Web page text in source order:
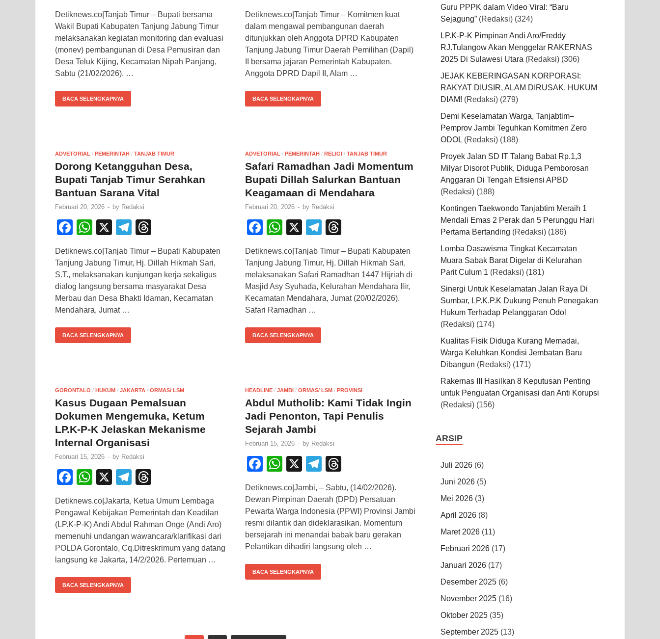
c
e
b
o
k
at
s
A
p
e
gr
a
m
e
a
d
s
Detiknews.co|Tanjab Timur – Bupati bersama
Wakil Bupati Kabupaten Tanjung Jabung Timur
melaksanakan kegiatan monitoring dan evaluasi
(monev) pembangunan di Desa Pemusiran dan
Desa Teluk Kijing, Kecamatan Nipah Panjang,
Sabtu (21/02/2026). …
BACA SELENGKAPNYA
c
e
b
o
k
at
s
A
p
e
gr
a
m
e
a
d
s
Detiknews.co|Tanjab Timur – Komitmen kuat
dalam mengawal pembangunan daerah
ditunjukkan oleh Anggota DPRD Kabupaten
Tanjung Jabung Timur Daerah Pemilihan (Dapil)
II bersama jajaran Pemerintah Kabupaten.
Anggota DPRD Dapil II, Alam …
BACA SELENGKAPNYA
ADVETORIAL / PEMERINTAH / TANJAB TIMUR
Dorong Ketangguhan Desa,
Bupati Tanjab Timur Serahkan
Bantuan Sarana Vital
Februari 20, 2026 - by Redaksi
F
c
e
b
o
k
W
at
s
A
p
X
T
e
gr
a
m
e
a
d
s
Detiknews.co|Tanjab Timur – Bupati Kabupaten
Tanjung Jabung Timur, Hj. Dillah Hikmah Sari,
S.T., melaksanakan kunjungan kerja sekaligus
dialog langsung bersama masyarakat Desa
Merbau dan Desa Bhakti Idaman, Kecamatan
Mendahara, Jumat …
BACA SELENGKAPNYA
ADVETORIAL / PEMERINTAH / RELIGI / TANJAB TIMUR
Safari Ramadhan Jadi Momentum
Bupati Dillah Salurkan Bantuan
Keagamaan di Mendahara
Februari 20, 2026 - by Redaksi
F
c
e
b
o
k
W
at
s
A
p
X
T
e
gr
a
m
e
a
d
s
Detiknews.co|Tanjab Timur – Bupati Kabupaten
Tanjung Jabung Timur, Hj. Dillah Hikmah Sari,
melaksanakan Safari Ramadhan 1447 Hijriah di
Masjid Asy Syuhada, Kelurahan Mendahara Ilir,
Kecamatan Mendahara, Jumat (20/02/2026).
Safari Ramadhan …
BACA SELENGKAPNYA
GORONTALO / HUKUM / JAKARTA / ORMAS/ LSM
Kasus Dugaan Pemalsuan
Dokumen Mengemuka, Ketum
LP.K-P-K Jelaskan Mekanisme
Internal Organisasi
Februari 15, 2026 - by Redaksi
F
c
e
b
o
k
W
at
s
A
p
X
T
e
gr
a
m
e
a
d
s
Detiknews.co|Jakarta, Ketua Umum Lembaga
Pengawal Kebijakan Pemerintah dan Keadilan
(LP.K-P-K) Andi Abdul Rahman Onge (Andi Aro)
memenuhi undangan wawancara/klarifikasi dari
POLDA Gorontalo, Cq.Ditreskrimum yang datang
langsung ke Jakarta, 14/2/2026. Pertemuan …
BACA SELENGKAPNYA
HEADLINE / JAMBI / ORMAS/ LSM / PROVINSI
Abdul Mutholib: Kami Tidak Ingin
Jadi Penonton, Tapi Penulis
Sejarah Jambi
Februari 15, 2026 - by Redaksi
F
c
e
b
o
k
W
at
s
A
p
X
T
e
gr
a
m
e
a
d
s
Detiknews.co|Jambi, – Sabtu, (14/02/2026).
Dewan Pimpinan Daerah (DPD) Persatuan
Pewarta Warga Indonesia (PPWI) Provinsi Jambi
resmi dilantik dan dideklarasikan. Momentum
bersejarah ini menandai babak baru gerakan
Pelantikan dihadiri langsung oleh …
BACA SELENGKAPNYA
Guru PPPK dalam Video Viral: “Baru
Sejagung” (Redaksi) (324)
LP.K-P-K Pimpinan Andi Aro/Freddy
RJ.Tulangow Akan Menggelar RAKERNAS
2025 Di Sulawesi Utara (Redaksi) (306)
JEJAK KEBERINGASAN KORPORASI:
RAKYAT DIUSIR, ALAM DIRUSAK, HUKUM
DIAM! (Redaksi) (279)
Demi Keselamatan Warga, Tanjabtim–
Pemprov Jambi Teguhkan Komitmen Zero
ODOL (Redaksi) (188)
Proyek Jalan SD IT Talang Babat Rp.1,3
Milyar Disorot Publik, Diduga Pemborosan
Anggaran Di Tengah Efisiensi APBD
(Redaksi) (188)
Kontingen Taekwondo Tanjabtim Meraih 1
Mendali Emas 2 Perak dan 5 Perunggu Hari
Pertama Bertanding (Redaksi) (186)
Lomba Dasawisma Tingkat Kecamatan
Muara Sabak Barat Digelar di Kelurahan
Parit Culum 1 (Redaksi) (181)
Sinergi Untuk Keselamatan Jalan Raya Di
Sumbar, LP.K.P.K Dukung Penuh Penegakan
Hukum Terhadap Pelanggaran Odol
(Redaksi) (174)
Kualitas Fisik Diduga Kurang Memadai,
Warga Keluhkan Kondisi Jembatan Baru
Dibangun (Redaksi) (171)
Rakernas III Hasilkan 8 Keputusan Penting
untuk Penguatan Organisasi dan Anti Korupsi
(Redaksi) (156)
ARSIP
Juli 2026 (6)
Juni 2026 (5)
Mei 2026 (3)
April 2026 (8)
Maret 2026 (11)
Februari 2026 (17)
Januari 2026 (17)
Desember 2025 (6)
November 2025 (16)
Oktober 2025 (35)
September 2025 (13)